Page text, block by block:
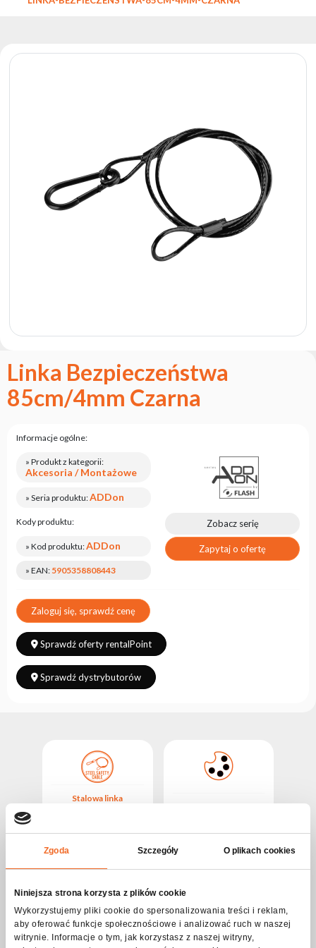
Zgoda Szczegóły O plikach cookies
Niniejsza strona korzysta z plików cookie
Wykorzystujemy pliki cookie do spersonalizowania treści i reklam,
aby oferować funkcje społecznościowe i analizować ruch w naszej
witrynie. Informacje o tym, jak korzystasz z naszej witryny,
Sterowniki
flash
Kontakt
Kariera
Serwisowe
Zwrot
produktu
Pytania
Wybierz
serię
Linka Bezpieczeństwa
85cm/4mm Czarna
Informacje ogólne:
» Produkt z kategorii:
Akcesoria / Montażowe
» Seria produktu:ADDon
Kody produktu:
» Kod produktu:ADDon
» EAN: 5905358808443
Zobacz serię
Zapytaj o ofertę
Zaloguj się, sprawdź cenę
Sprawdź oferty rentalPoint
Sprawdź dystrybutorów
Stalowa linka
Opis produktu Linka Bezpieczeństwa
85cm/4mm Czarna